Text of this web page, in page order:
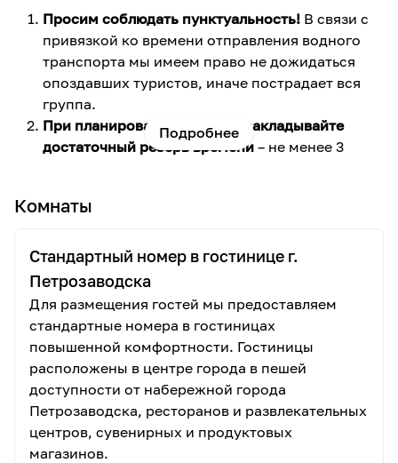
Просим соблюдать пунктуальность! В связи с
привязкой ко времени отправления водного
транспорта мы имеем право не дожидаться
опоздавших туристов, иначе пострадает вся
группа.
При планировании поездки закладывайте
достаточный резерв времени – не менее 3
мажорными обстоятельствами –
Ладожском озере (шторм, туман и т.п.),
затруднениями на дорогах (пробки) и другими
непредвиденными факторами.
При посещении действующих храмов
внутренней территории монастыря
должны быть без головных уборов, женщины
иметь юбки и головной убор
посещение монастыря в спортивной и
открытой одежде.
Рекомендуем иметь
удобную обувь
Подробнее
Комнаты
Стандартный номер в гостинице г.
Петрозаводска
Для размещения гостей мы предоставляем
стандартные номера в гостиницах
повышенной комфортности. Гостиницы
расположены в центре города в пешей
доступности от набережной города
Петрозаводска, ресторанов и развлекательных
центров, сувенирных и продуктовых
магазинов.